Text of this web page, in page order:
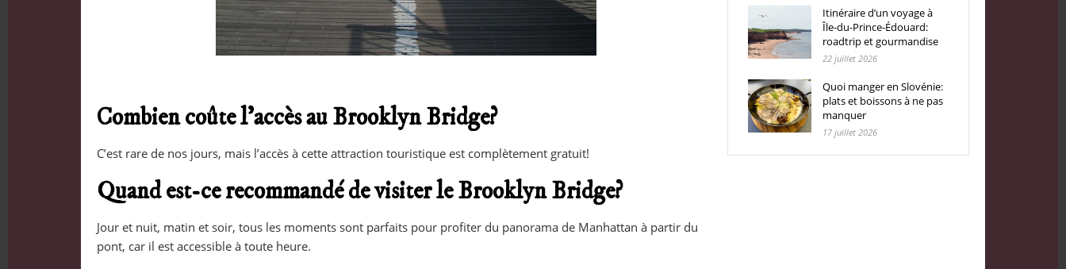
Combien coûte l’accès au Brooklyn Bridge?
C’est rare de nos jours, mais l’accès à cette attraction touristique est complètement gratuit!
Quand est-ce recommandé de visiter le Brooklyn Bridge?
Jour et nuit, matin et soir, tous les moments sont parfaits pour profiter du panorama de Manhattan à partir du
pont, car il est accessible à toute heure.
Itinéraire d’un voyage à
Île-du-Prince-Édouard:
roadtrip et gourmandise
22 juillet 2026
Quoi manger en Slovénie:
plats et boissons à ne pas
manquer
17 juillet 2026